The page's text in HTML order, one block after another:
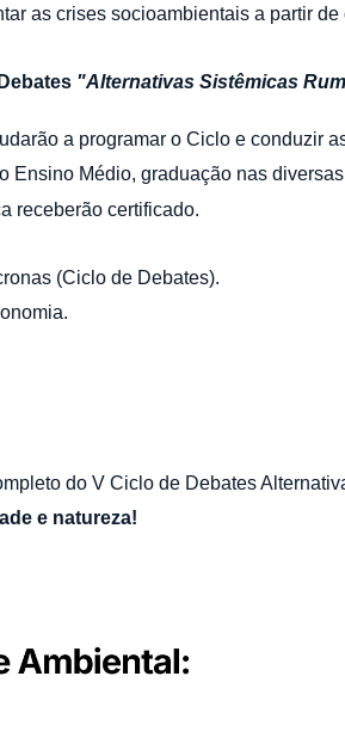
as crises socioambientais a partir
"Alternativas Sistêmicas
a programar o Ciclo e conduzir
Ensino Médio, graduação nas
receberão certificado.
(Ciclo de Debates).
do V Ciclo de Debates
e natureza!